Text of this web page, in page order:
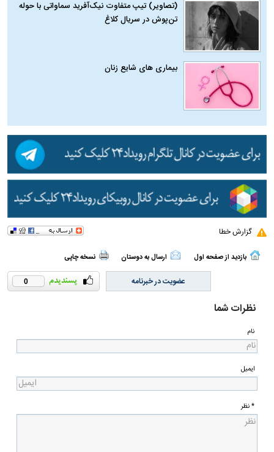
(تصاویر) تیپ متفاوت نیک‌آفرید سماواتی با حوله
تن‌پوش در سریال کلاغ
بیماری‌ های شایع زنان
گزارش خطا
بازدید از صفحه اول ارسال به دوستان نسخه چاپی
0 عضویت در خبرنامه
نظرات شما
نام
ایمیل
* نظر